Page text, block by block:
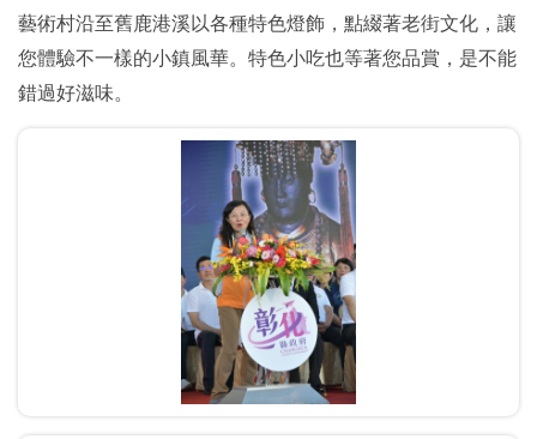
藝術村沿至舊鹿港溪以各種特色燈飾，點綴著老街文化，讓
您體驗不一樣的小鎮風華。特色小吃也等著您品賞，是不能
錯過好滋味。